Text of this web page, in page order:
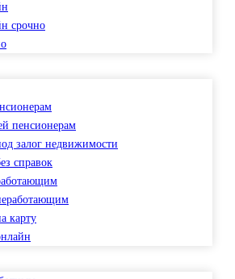
срочно
пенсионерам
залог недвижимости
справок
карту